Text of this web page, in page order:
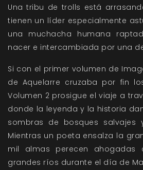
Una tribu de trolls está
tienen un líder especialmente
una muchacha humana
nacer e intercambiada por una
Si con el primer volumen de
de Aquelarre cruzaba por fin
Volumen 2 prosigue el viaje a
donde la leyenda y la historia
sombras de bosques salvajes
Mientras un poeta ensalza la
mil almas perecen ahogadas
grandes ríos durante el día de